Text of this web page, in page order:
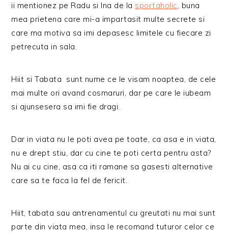
ii mentionez pe Radu si Ina de la sportaholic, buna
mea prietena care mi-a impartasit multe secrete si
care ma motiva sa imi depasesc limitele cu fiecare zi
petrecuta in sala.
Hiit si Tabata sunt nume ce le visam noaptea, de cele
mai multe ori avand cosmaruri, dar pe care le iubeam
si ajunsesera sa imi fie dragi.
Dar in viata nu le poti avea pe toate, ca asa e in viata,
nu e drept stiu, dar cu cine te poti certa pentru asta?
Nu ai cu cine, asa ca iti ramane sa gasesti alternative
care sa te faca la fel de fericit.
Hiit, tabata sau antrenamentul cu greutati nu mai sunt
parte din viata mea, insa le recomand tuturor celor ce